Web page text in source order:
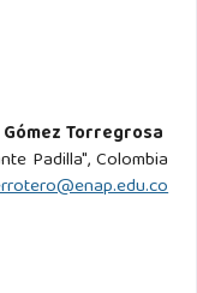
Torregrosa
Padilla", Colombia